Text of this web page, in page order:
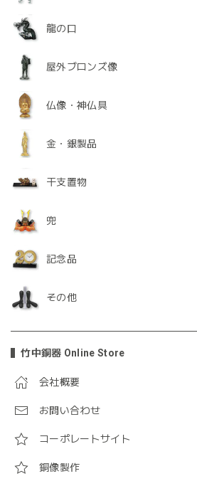
龍の口
屋外ブロンズ像
仏像・神仏具
金・銀製品
干支置物
兜
記念品
その他
竹中銅器 Online Store
会社概要
お問い合わせ
コーポレートサイト
銅像製作